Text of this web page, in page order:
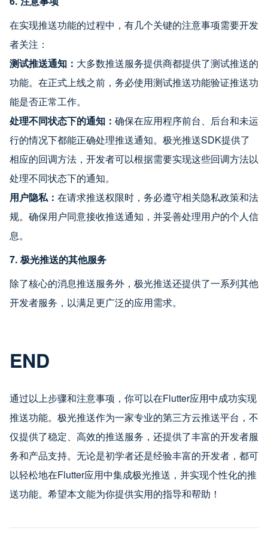
在实现推送功能的过程中，有几个关键的注意事项需要开发
者关注：
测试推送通知： 大多数推送服务提供商都提供了测试推送的
功能。在正式上线之前，务必使用测试推送功能验证推送功
能是否正常工作。
处理不同状态下的通知： 确保在应用程序前台、后台和未运
行的情况下都能正确处理推送通知。极光推送SDK提供了
相应的回调方法，开发者可以根据需要实现这些回调方法以
处理不同状态下的通知。
用户隐私： 在请求推送权限时，务必遵守相关隐私政策和法
规。确保用户同意接收推送通知，并妥善处理用户的个人信
息。
7. 极光推送的其他服务
除了核心的消息推送服务外，极光推送还提供了一系列其他
开发者服务，以满足更广泛的应用需求。
END
通过以上步骤和注意事项，你可以在Flutter应用中成功实现
推送功能。极光推送作为一家专业的第三方云推送平台，不
仅提供了稳定、高效的推送服务，还提供了丰富的开发者服
务和产品支持。无论是初学者还是经验丰富的开发者，都可
以轻松地在Flutter应用中集成极光推送，并实现个性化的推
送功能。希望本文能为你提供实用的指导和帮助！